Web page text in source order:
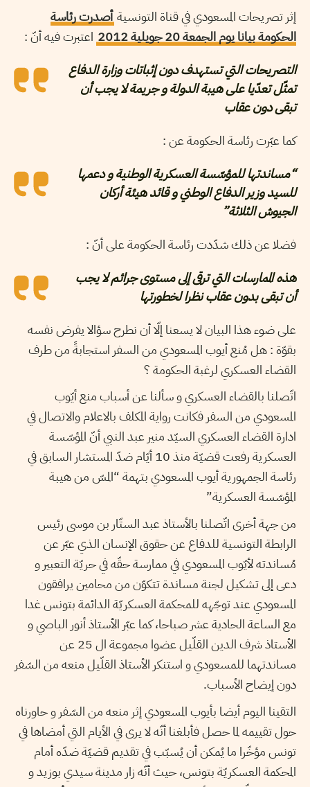
إثر تصريحات المسعودي في قناة التونسية أصدرت رئاسة
الحكومة بيانا يوم الجمعة 20 جويلية 2012
اعتبرت فيه أنّ :
التصريحات التي تستهدف دون إثباتات وزارة الدفاع
تمثّل تعدّيا على هيبة الدولة و جريمة لا يجب أن
تبقى دون عقاب
كما عبّرت رئاسة الحكومة عن :
“مساندتها للمؤسّسة العسكرية الوطنية و دعمها
للسيد وزير الدفاع الوطني و قائد هيئة أركان
الجيوش الثلاثة”
فضلا عن ذلك شدّدت رئاسة الحكومة على أنّ :
هذه الممارسات التي ترقى إلى مستوى جرائم لا يجب
أن تبقى بدون عقاب نظرا لخطورتها
على ضوء هذا البيان لا يسعنا إلّا أن نطرح سؤالا يفرض نفسه
بقوّة : هل مُنع أيوب المسعودي من السفر استجابةً من طرف
القضاء العسكري لرغبة الحكومة ؟
اتّصلنا بالقضاء العسكري و سألنا عن أسباب منع أيّوب
المسعودي من السفر فكانت رواية المكلف بالاعلام والاتصال في
ادارة القضاء العسكري السيّد منير عبد النبي أنّ المؤسّسة
العسكرية رفعت قضيّة منذ 10 أيّام ضدّ المستشار السابق في
رئاسة الجمهورية أيوب المسعودي بتهمة “المسّ من هيبة
المؤسّسة العسكرية”
من جهة أخرى اتّصلنا بالأستاذ عبد الستّار بن موسى رئيس
الرابطة التونسية للدفاع عن حقوق الإنسان الذي عبّر عن
مُساندته لأيّوب المسعودي في ممارسة حقّه في حريّة التعبير و
دعى إلى تشكيل لجنة مساندة تتكوّن من محامين يرافقون
المسعودي عند توجّهه للمحكمة العسكريّة الدائمة بتونس غدا
مع الساعة الحادية عشر صباحا، كما عبّر الأستاذ أنور الباصي و
الأستاذ شرف الدين القلّيل عضوا مجموعة ال 25 عن
مساندتهما للمسعودي و استنكر الأستاذ القلّيل منعه من السّفر
دون إيضاح الأسباب.
التقينا اليوم أيضا بأيوب المسعودي إثر منعه من السّفر و حاورناه
حول تقييمه لما حصل فأبلغنا أنّه لا يرى في الأيام التي أمضاها في
تونس مؤخّرا ما يُمكن أن يُسبّب في تقديم قضيّة ضدّه أمام
المحكمة العسكريّة بتونس، حيث أنّه زار مدينة سيدي بوزيد و